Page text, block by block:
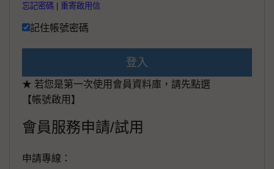
忘記密碼 重寄啟用信
記住帳號密碼
登入
★ 若您是第一次使用會員資料庫，請先點選
【帳號啟用】
會員服務申請/試用
申請專線：